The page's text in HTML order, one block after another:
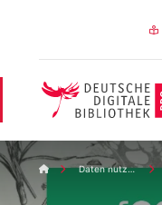
DDBpro Startseite
Daten nutzen